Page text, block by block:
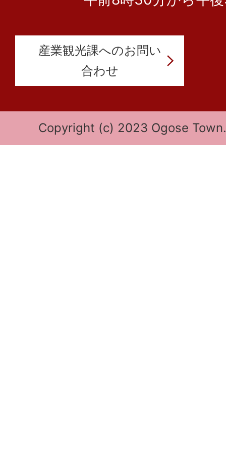
産業観光課へのお問い
合わせ
Copyright (c) 2023 Ogose